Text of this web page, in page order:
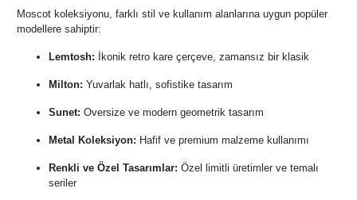
Moscot koleksiyonu, farklı stil ve kullanım alanlarına uygun popüler
modellere sahiptir:
Lemtosh: İkonik retro kare çerçeve, zamansız bir klasik
Milton: Yuvarlak hatlı, sofistike tasarım
Sunet: Oversize ve modern geometrik tasarım
Metal Koleksiyon: Hafif ve premium malzeme kullanımı
Renkli ve Özel Tasarımlar: Özel limitli üretimler ve temalı
seriler